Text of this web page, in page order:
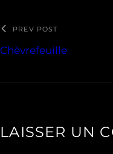
PREV POST
Chèvrefeuille
LAISSER UN